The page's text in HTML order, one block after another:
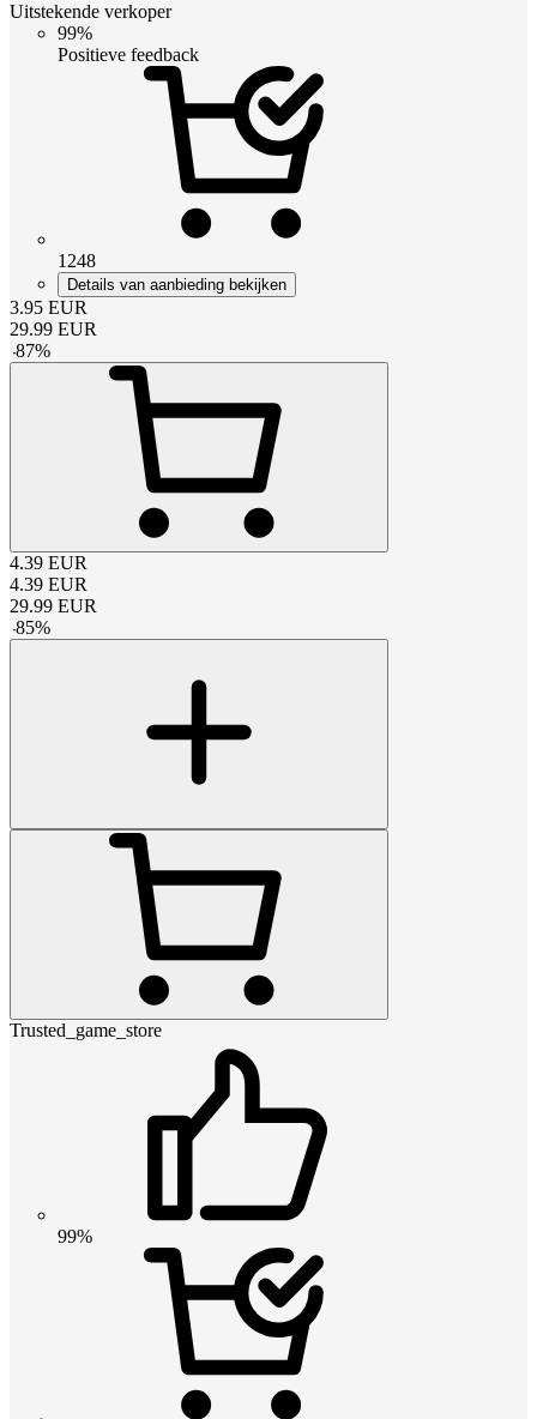
Uitstekende verkoper
99%
Positieve feedback
1248
Details van aanbieding bekijken
3.95 EUR
29.99 EUR
-87%
4.39 EUR
4.39 EUR
29.99 EUR
-85%
Trusted_game_store
99%